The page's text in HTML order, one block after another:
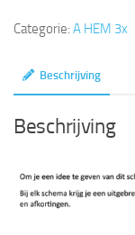
42
weken
week)
aantal
Categorie: A HEM 3x
Beschrijving
Beschrijving